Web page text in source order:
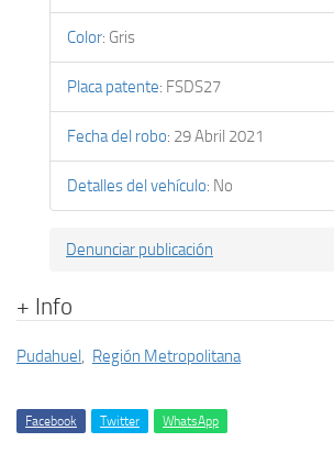
Color: Gris
Placa patente: FSDS27
Fecha del robo: 29 Abril 2021
Detalles del vehículo: No
Denunciar publicación
+ Info
Pudahuel, Región Metropolitana
Facebook Twitter WhatsApp